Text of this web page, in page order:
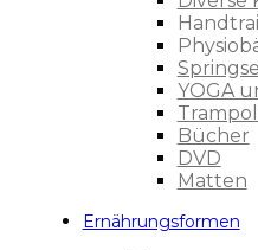
YOGA
Bücher
DVD
Matten
Ernährungsformen